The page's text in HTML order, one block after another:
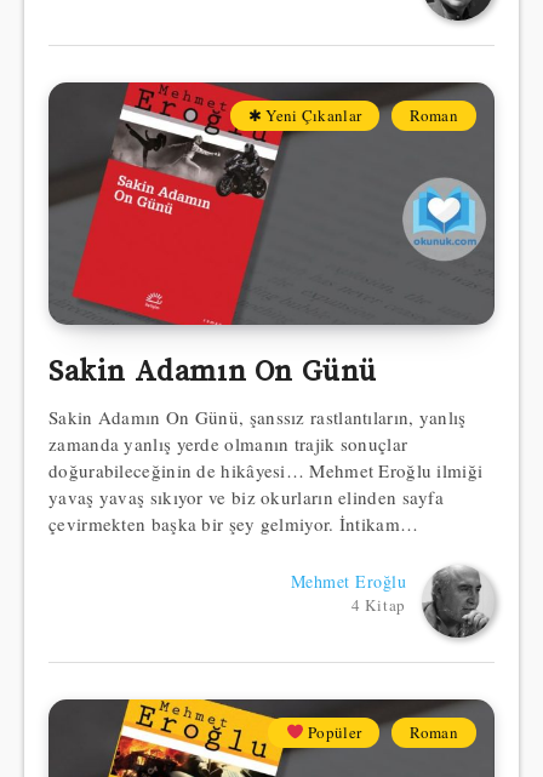
✱ Yeni Çıkanlar Roman
Sakin Adamın On Günü
Sakin Adamın On Günü, şanssız rastlantıların, yanlış
zamanda yanlış yerde olmanın trajik sonuçlar
doğurabileceğinin de hikâyesi… Mehmet Eroğlu ilmiği
yavaş yavaş sıkıyor ve biz okurların elinden sayfa
çevirmekten başka bir şey gelmiyor. İntikam…
Mehmet Eroğlu
4 Kitap
Popüler Roman